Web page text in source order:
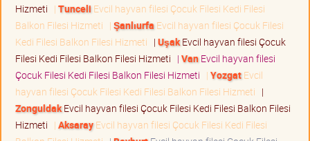
Hizmeti | Tunceli Evcil hayvan filesi Çocuk Filesi Kedi Filesi
Balkon Filesi Hizmeti | Şanlıurfa Evcil hayvan filesi Çocuk Filesi
Kedi Filesi Balkon Filesi Hizmeti | UşakEvcil hayvan filesi Çocuk
Filesi Kedi Filesi Balkon Filesi Hizmeti | VanEvcil hayvan filesi
Çocuk Filesi Kedi Filesi Balkon Filesi Hizmeti | YozgatEvcil
hayvan filesi Çocuk Filesi Kedi Filesi Balkon Filesi Hizmeti |
ZonguldakEvcil hayvan filesi Çocuk Filesi Kedi Filesi Balkon Filesi
Hizmeti | AksarayEvcil hayvan filesi Çocuk Filesi Kedi Filesi